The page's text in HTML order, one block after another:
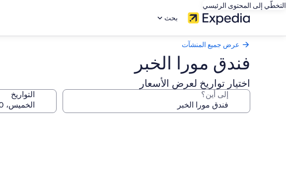
التخطّي إلى المحتوى الرئيسي
بحث
عرض جميع المنشآت
فندق مورا الخبر
اختيار تواريخ لعرض الأسعار
إلى أين؟ التواريخ